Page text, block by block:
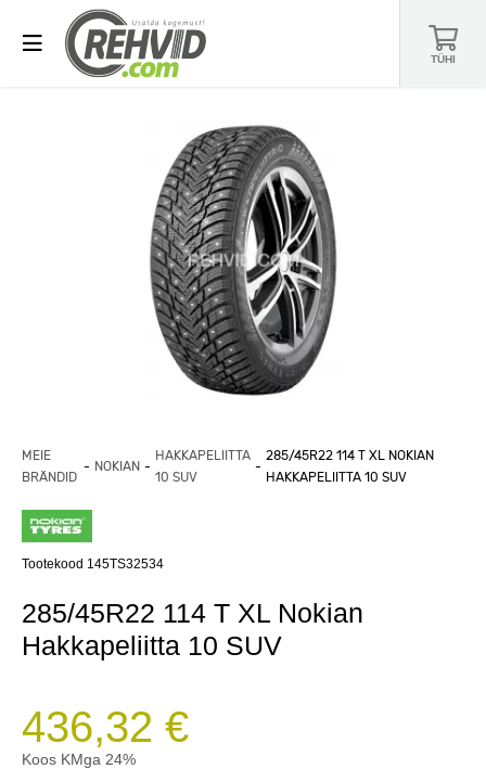
TÜHI
MEIE
BRÄNDID
NOKIAN
HAKKAPELIITTA
10 SUV
285/45R22 114 T XL NOKIAN
HAKKAPELIITTA 10 SUV
Tootekood 145TS32534
285/45R22 114 T XL Nokian
Hakkapeliitta 10 SUV
436,32 €
Koos KMga 24%